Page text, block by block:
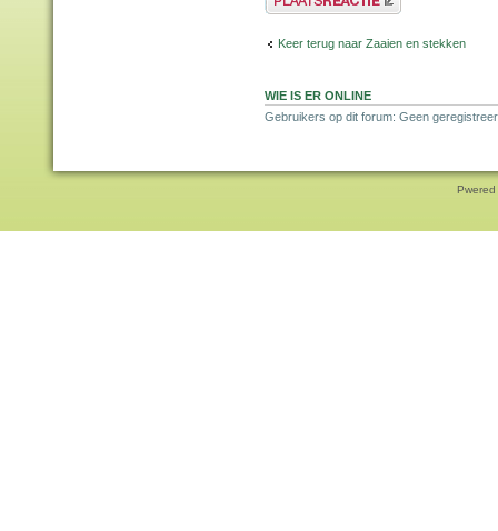
Keer terug naar Zaaien en stekken
WIE IS ER ONLINE
Gebruikers op dit forum: Geen